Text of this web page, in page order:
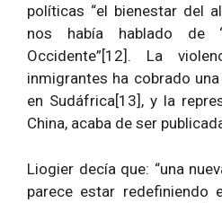
políticas “el bienestar del
nos había hablado de
Occidente”[12]. La
inmigrantes ha cobrado
en Sudáfrica[13], y la
China, acaba de ser
Liogier decía que: “una
parece estar redefiniendo